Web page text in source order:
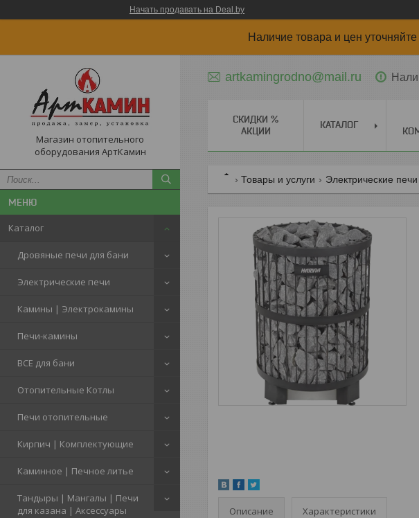
Начать продавать на Deal.by
Наличие товара и цен
Магазин отопительного
оборудования АртКамин
Каталог
Дровяные печи для бани
Электрические печи
Камины | Электрокамины
Печи-камины
ВСЕ для бани
Отопительные Котлы
Печи отопительные
Кирпич | Комплектующие
Каминное | Печное литье
Тандыры | Мангалы | Печи
для казана | Аксессуары
artkamingrodno@mail.ru
СКИДКИ %
АКЦИИ
КАТАЛОГ
Товары и услуги Электрические печи
Описание Характеристики